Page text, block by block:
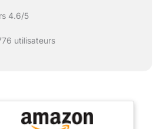
4.6/5
utilisateurs